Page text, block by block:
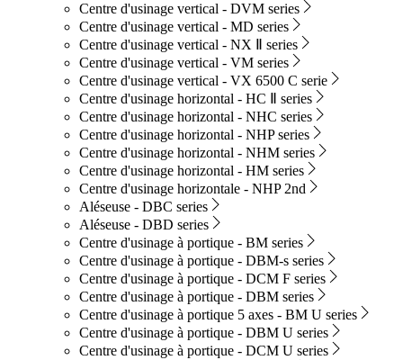
Centre d'usinage vertical - DVM series
Centre d'usinage vertical - MD series
Centre d'usinage vertical - NX Ⅱ series
Centre d'usinage vertical - VM series
Centre d'usinage vertical - VX 6500 C serie
Centre d'usinage horizontal - HC Ⅱ series
Centre d'usinage horizontal - NHC series
Centre d'usinage horizontal - NHP series
Centre d'usinage horizontal - NHM series
Centre d'usinage horizontal - HM series
Centre d'usinage horizontale - NHP 2nd
Aléseuse - DBC series
Aléseuse - DBD series
Centre d'usinage à portique - BM series
Centre d'usinage à portique - DBM-s series
Centre d'usinage à portique - DCM F series
Centre d'usinage à portique - DBM series
Centre d'usinage à portique 5 axes - BM U series
Centre d'usinage à portique - DBM U series
Centre d'usinage à portique - DCM U series